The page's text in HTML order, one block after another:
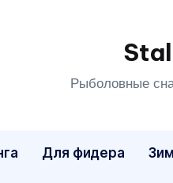
Рыболовные
Для фидера